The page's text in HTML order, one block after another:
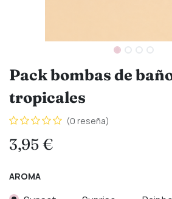
Pack bombas de
tropicales
(0 reseña)
3,95€
AROMA